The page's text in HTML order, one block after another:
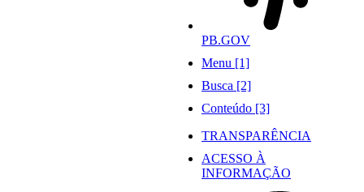
PB.GOV
Menu [1]
Busca [2]
Conteúdo [3]
TRANSPARÊNCIA
ACESSO À
INFORMAÇÃO